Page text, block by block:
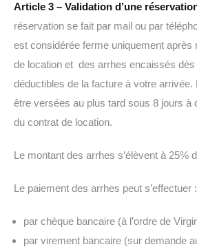
Article 3 – Validation d’une
réservation se fait par mail ou par
est considérée ferme uniquement après
de location et des arrhes encaissés dès
déductibles de la facture à votre
être versées au plus tard sous 8 jours à
du contrat de location.
Le montant des arrhes s’élèvent à 25%
Le paiement des arrhes peut s’effectuer :
par chèque bancaire (à l’ordre de
par virement bancaire (sur demande